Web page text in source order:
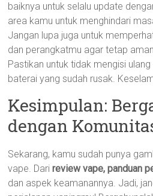
baiknya untuk selalu update
area kamu untuk menghindari
Jangan lupa juga untuk
dan perangkatmu agar tetap
Pastikan untuk tidak mengisi
baterai yang sudah rusak.
Kesimpulan:
dengan
Sekarang, kamu sudah punya
vape. Darireview vape, panduan
dan aspek keamanannya. Jadi,